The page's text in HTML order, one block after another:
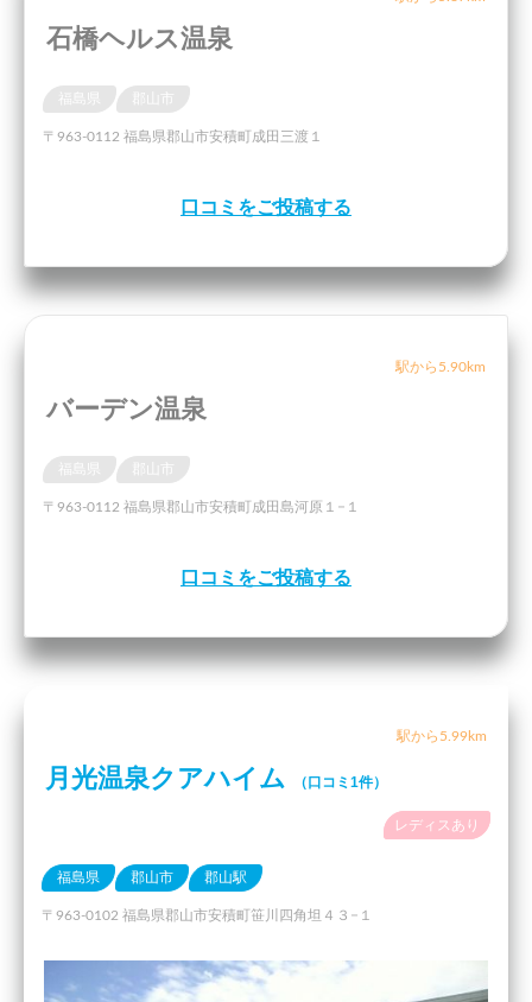
石橋ヘルス温泉
〒963-0112 福島県郡山市安積町成田三渡１
口コミをご投稿する
駅から5.90km
バーデン温泉
〒963-0112 福島県郡山市安積町成田島河原１−１
口コミをご投稿する
駅から5.99km
月光温泉クアハイム （口コミ1件）
レディスあり
福島県 郡山市 郡山駅
〒963-0102 福島県郡山市安積町笹川四角坦４３−１